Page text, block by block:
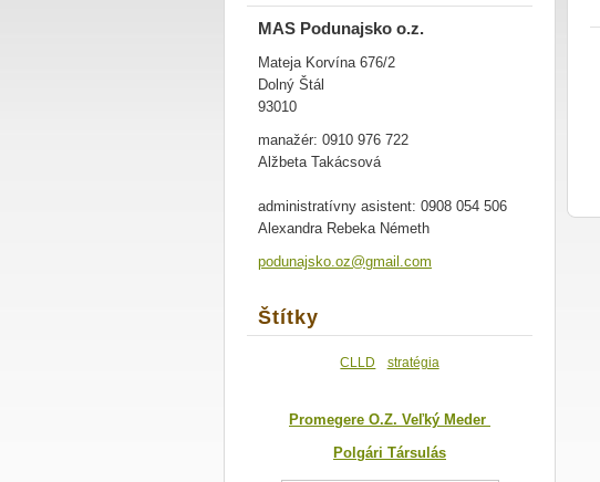
MAS Podunajsko o.z.
Mateja Korvína 676/2
Dolný Štál
93010
manažér: 0910 976 722
Alžbeta Takácsová
administratívny asistent: 0908 054 506
Alexandra Rebeka Németh
podunajs ko.oz@gmail.com
Štítky
CLLD stratégia
Promegere O.Z. Veľký Meder
Polgári Társulás